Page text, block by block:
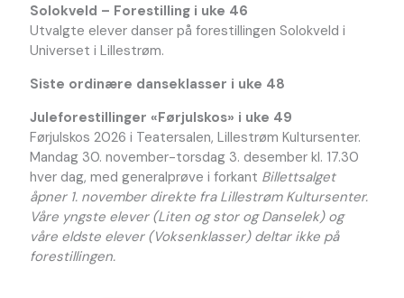
Solokveld – Forestilling i uke 46
Utvalgte elever danser på forestillingen Solokveld i
Universet i Lillestrøm.
Siste ordinære danseklasser i uke 48
Juleforestillinger «Førjulskos» i uke 49
Førjulskos 2026 i Teatersalen, Lillestrøm Kultursenter.
Mandag 30. november-torsdag 3. desember kl. 17.30
hver dag, med generalprøve i forkant Billettsalget
åpner 1. november direkte fra Lillestrøm Kultursenter.
Våre yngste elever (Liten og stor og Danselek) og
våre eldste elever (Voksenklasser) deltar ikke på
forestillingen.